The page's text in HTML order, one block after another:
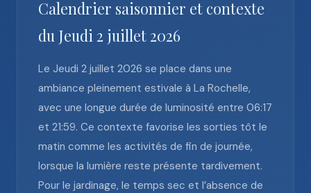
Calendrier saisonnier et contexte
du Jeudi 2 juillet 2026
Le Jeudi 2 juillet 2026 se place dans une
ambiance pleinement estivale à La Rochelle,
avec une longue durée de luminosité entre 06:17
et 21:59. Ce contexte favorise les sorties tôt le
matin comme les activités de fin de journée,
lorsque la lumière reste présente tardivement.
Pour le jardinage, le temps sec et l’absence de